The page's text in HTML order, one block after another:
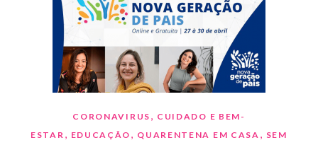
CORONAVIRUS , CUIDADO E BEM-
ESTAR , EDUCAÇÃO , QUARENTENA EM CASA , SEM